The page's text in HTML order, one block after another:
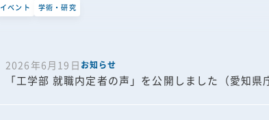
イベント 学術・研究
2026年6月19日 お知らせ
「工学部 就職内定者の声」を公開しました（愛知県